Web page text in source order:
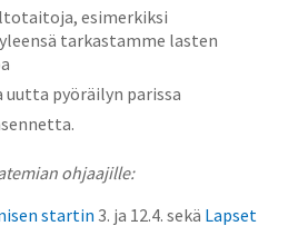
esimerkiksi
tarkastamme lasten
pyöräilyn parissa
ohjaajille:
startin 3. ja 12.4. sekä Lapset